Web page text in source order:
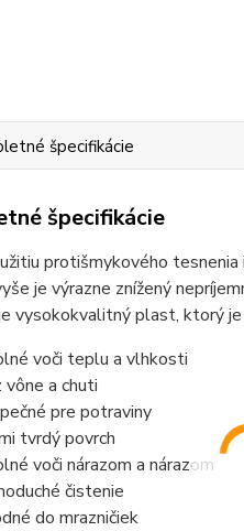
špecifikácie
špecifikácie
protišmykového
je výrazne znížený
vysokokvalitný plast, ktorý
voči teplu a vlhkosti
vône a chuti
pre potraviny
tvrdý povrch
voči nárazom a nárazom
čistenie
do mrazničiek